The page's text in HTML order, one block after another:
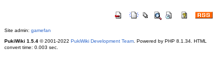
Site admin: gamefan
PukiWiki 1.5.4© 2001-2022 PukiWiki Development Team. Powered by PHP 8.1.34. HTML
convert time: 0.003 sec.